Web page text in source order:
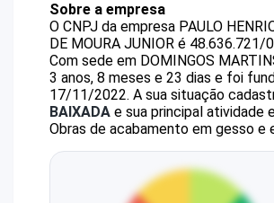
Sobre a empresa
O CNPJ da empresa PAULO
DE MOURA JUNIOR é 48.636.721/
Com sede em DOMINGOS
3 anos, 8 meses e 23 dias e foi
17/11/2022. A sua situação
BAIXADA e sua principal atividade
Obras de acabamento em gesso e